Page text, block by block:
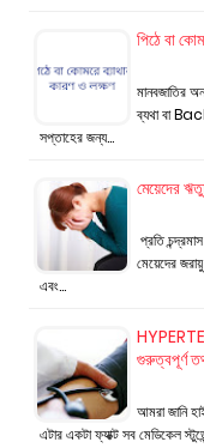
পিঠে বা
মানবজাতির
ব্যথা বা
সপ্তাহের জন্য…
মেয়েদের
প্রতি
মেয়েদের
এবং…
গুরুত্বপূর্ণ
আমরা জানি
এটার একটা ফ্যাক্ট সব মেডিকেল